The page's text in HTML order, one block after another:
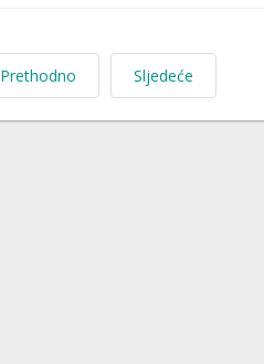
Prethodno Sljedeće